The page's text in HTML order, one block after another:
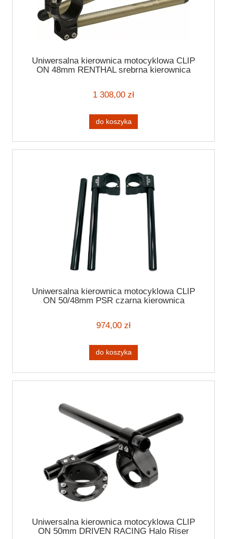
Uniwersalna kierownica motocyklowa CLIP
ON 48mm RENTHAL srebrna kierownica
1 308,00 zł
do koszyka
Uniwersalna kierownica motocyklowa CLIP
ON 50/48mm PSR czarna kierownica
974,00 zł
do koszyka
Uniwersalna kierownica motocyklowa CLIP
ON 50mm DRIVEN RACING Halo Riser